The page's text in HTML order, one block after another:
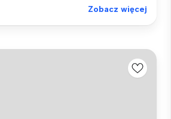
Zobacz więcej